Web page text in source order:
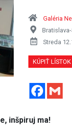
Galéria
Streda
KÚPIŤ LÍSTOK
inšpiruj ma!